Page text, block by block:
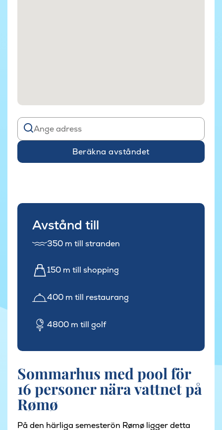
Beräkna avståndet
Avstånd till
350 m till stranden
150 m till shopping
400 m till restaurang
4800 m till golf
Sommarhus med pool för
16 personer nära vattnet på
Rømø
På den härliga semesterön Rømø ligger detta